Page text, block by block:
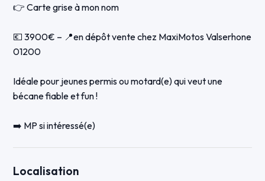
👉 Carte grise à mon nom
💶 3900€ – 📍en dépôt vente chez MaxiMotos Valserhone
01200
Idéale pour jeunes permis ou motard(e) qui veut une
bécane fiable et fun !
➡️ MP si intéressé(e)
Localisation